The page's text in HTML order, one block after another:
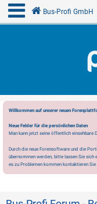
Bus-Profi GmbH
Willkommen auf unserer neuen
Neue Felder für die persönlichen Daten
Man kann jetzt seine öffentlich einsehbare
Durch die neue Forensoftware und die
übernommen werden, bitte lassen Sie sich
es zu Problemen kommen kontaktieren